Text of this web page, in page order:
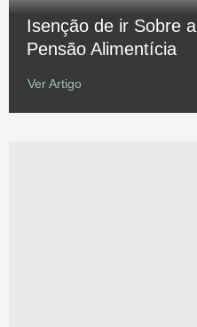
Isenção de ir Sobre a
Pensão Alimentícia
Ver Artigo